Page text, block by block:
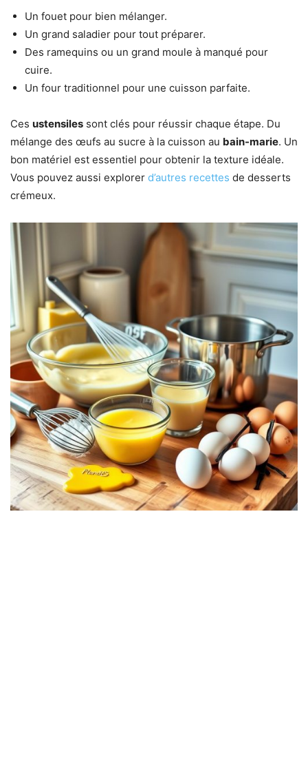
Un fouet pour bien mélanger.
Un grand saladier pour tout préparer.
Des ramequins ou un grand moule à manqué pour
cuire.
Un four traditionnel pour une cuisson parfaite.
Ces ustensiles sont clés pour réussir chaque étape. Du
mélange des œufs au sucre à la cuisson au bain-marie. Un
bon matériel est essentiel pour obtenir la texture idéale.
Vous pouvez aussi explorer d’autres recettes de desserts
crémeux.